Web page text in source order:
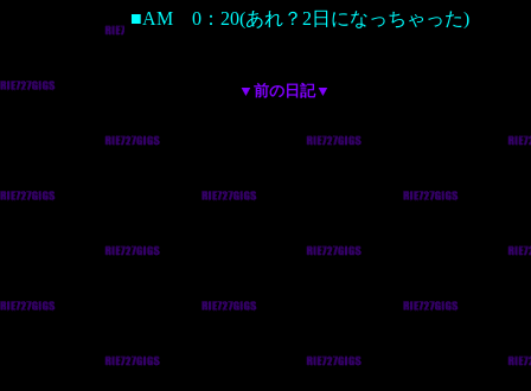
■AM 0：20(あれ？2日になっちゃった)
▼前の日記▼